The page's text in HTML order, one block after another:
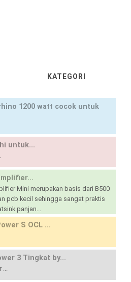
KATEGORI
1200 watt cocok untuk
untuk...
Mini merupakan basis dari B500
pcb kecil sehingga sangat praktis
panjan...
S OCL ...
3 Tingkat by...
...